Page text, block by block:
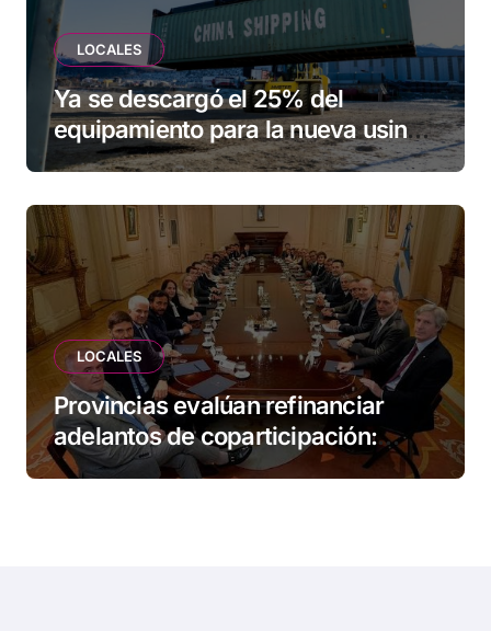
LOCALES
Ya se descargó el 25% del
equipamiento para la nueva usina
de Ushuaia
LOCALES
Provincias evalúan refinanciar
adelantos de coparticipación:
Tierra del Fuego, entre las